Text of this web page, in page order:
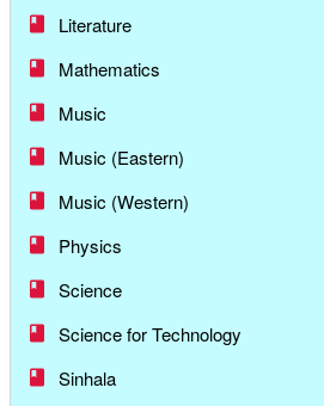
Literature
Mathematics
Music
Music (Eastern)
Music (Western)
Physics
Science
Science for Technology
Sinhala